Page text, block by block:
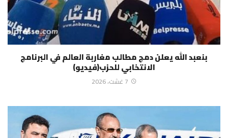
بنعبد الله يعلن دمج مطالب مغاربة العالم في البرنامج
الانتخابي للحزب(فيديو)
7 غشت، 2026